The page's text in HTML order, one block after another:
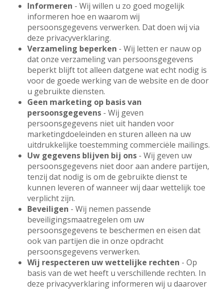
Informeren - Wij willen u zo goed mogelijk
informeren hoe en waarom wij
persoonsgegevens verwerken. Dat doen wij via
deze privacyverklaring.
Verzameling beperken - Wij letten er nauw op
dat onze verzameling van persoonsgegevens
beperkt blijft tot alleen datgene wat echt nodig is
voor de goede werking van de website en de door
u gebruikte diensten.
Geen marketing op basis van
persoonsgegevens - Wij geven
persoonsgegevens niet uit handen voor
marketingdoeleinden en sturen alleen na uw
uitdrukkelijke toestemming commerciële mailings.
Uw gegevens blijven bij ons - Wij geven uw
persoonsgegevens niet door aan andere partijen,
tenzij dat nodig is om de gebruikte dienst te
kunnen leveren of wanneer wij daar wettelijk toe
verplicht zijn.
Beveiligen - Wij nemen passende
beveiligingsmaatregelen om uw
persoonsgegevens te beschermen en eisen dat
ook van partijen die in onze opdracht
persoonsgegevens verwerken.
Wij respecteren uw wettelijke rechten - Op
basis van de wet heeft u verschillende rechten. In
deze privacyverklaring informeren wij u daarover